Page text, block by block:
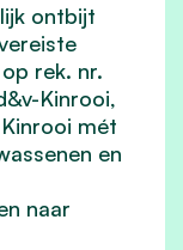
ontbijt
rek. nr.
Kinrooi,
mét
en
naar